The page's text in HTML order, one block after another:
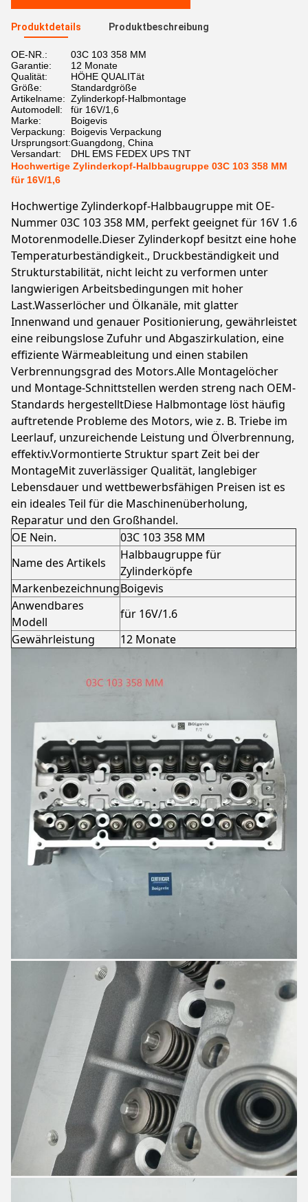
Produktdetails Produktbeschreibung
OE-NR.:
03C 103 358 MM
Garantie:
12 Monate
Qualität:
HÖHE QUALITät
Größe:
Standardgröße
Artikelname: Zylinderkopf-Halbmontage
Automodell:
für 16V/1,6
Marke:
Boigevis
Verpackung:
Boigevis Verpackung
Ursprungsort:Guangdong, China
Versandart:
DHL EMS FEDEX UPS TNT
Hochwertige Zylinderkopf-Halbbaugruppe 03C 103 358 MM
für 16V/1,6
Hochwertige Zylinderkopf-Halbbaugruppe mit OE-
Nummer 03C 103 358 MM, perfekt geeignet für 16V 1.6
Motorenmodelle.Dieser Zylinderkopf besitzt eine hohe
Temperaturbeständigkeit., Druckbeständigkeit und
Strukturstabilität, nicht leicht zu verformen unter
langwierigen Arbeitsbedingungen mit hoher
Last.Wasserlöcher und Ölkanäle, mit glatter
Innenwand und genauer Positionierung, gewährleistet
eine reibungslose Zufuhr und Abgaszirkulation, eine
effiziente Wärmeableitung und einen stabilen
Verbrennungsgrad des Motors.Alle Montagelöcher
und Montage-Schnittstellen werden streng nach OEM-
Standards hergestelltDiese Halbmontage löst häufig
auftretende Probleme des Motors, wie z. B. Triebe im
Leerlauf, unzureichende Leistung und Ölverbrennung,
effektiv.Vormontierte Struktur spart Zeit bei der
MontageMit zuverlässiger Qualität, langlebiger
Lebensdauer und wettbewerbsfähigen Preisen ist es
ein ideales Teil für die Maschinenüberholung,
Reparatur und den Großhandel.
OE Nein.
03C 103 358 MM
Name des Artikels
Halbbaugruppe für
Zylinderköpfe
MarkenbezeichnungBoigevis
Anwendbares
Modell
für 16V/1.6
Gewährleistung
12 Monate